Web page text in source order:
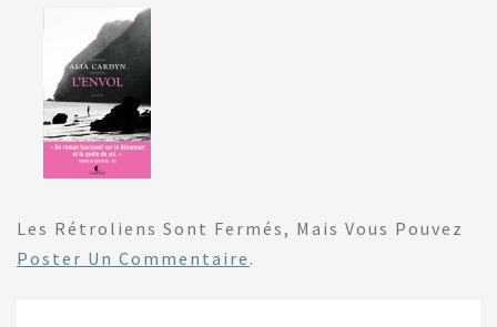
Les Rétroliens Sont Fermés, Mais Vous Pouvez
Poster Un Commentaire .